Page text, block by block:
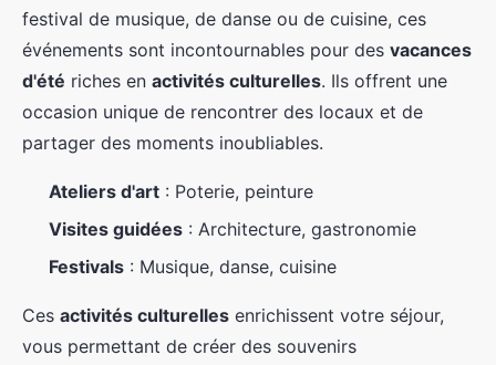
festival de musique, de danse ou de cuisine, ces
événements sont incontournables pour des vacances
d'été riches en activités culturelles. Ils offrent une
occasion unique de rencontrer des locaux et de
partager des moments inoubliables.
Ateliers d'art : Poterie, peinture
Visites guidées : Architecture, gastronomie
Festivals : Musique, danse, cuisine
Ces activités culturelles enrichissent votre séjour,
vous permettant de créer des souvenirs